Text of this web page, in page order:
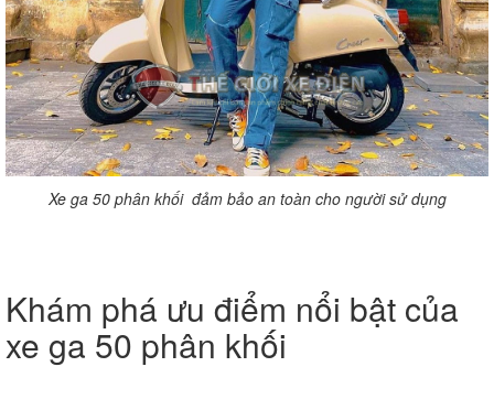
Xe ga 50 phân khối đảm bảo an toàn cho người sử dụng
Khám phá ưu điểm nổi bật của
xe ga 50 phân khối